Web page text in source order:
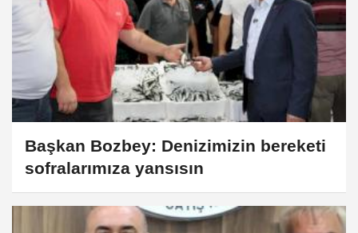
Başkan Bozbey: Denizimizin bereketi
sofralarımıza yansısın